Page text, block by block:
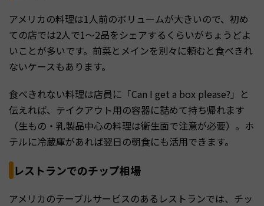
アメリカの料理は1人前のボリュームが大きいので、初め
ての店では2人で1〜2品をシェアするくらいがちょうどよ
いことが多いです。前菜とメインを別々に頼むと食べきれ
ないケースもあります。
食べきれない料理は店員に「Can I get a box please?」と
伝えれば、テイクアウト用の容器に詰めて持ち帰れます
（生もの・乳製品中心の料理は衛生面で注意が必要）。ホ
テルに冷蔵庫があれば翌日の朝食にも活用できます。
レストランでのチップ相場
アメリカのテーブルサービスのあるレストランでは、チッ